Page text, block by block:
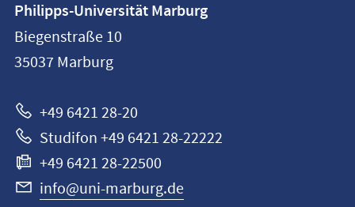
Philipps-
Universität
Marburg
Philipps-Universität Marburg
Biegenstraße 10
35037 Marburg
+49 6421 28-20
Studifon +49 6421 28-22222
+49 6421 28-22500
info@uni-marburg.de